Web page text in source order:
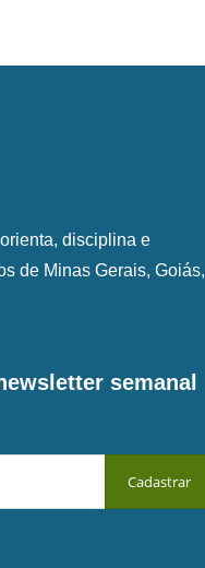
disciplina e
de Minas Gerais, Goiás,
semanal